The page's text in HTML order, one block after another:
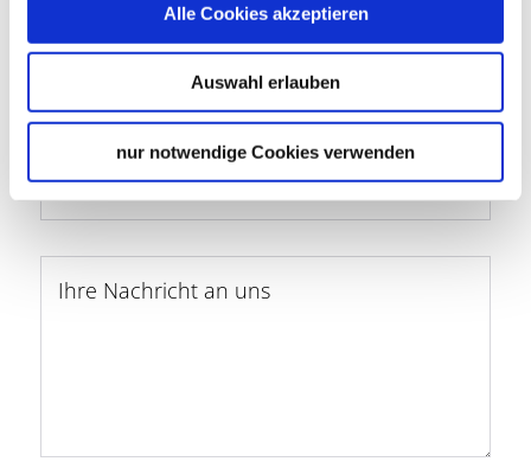
Alle Cookies akzeptieren
Auswahl erlauben
nur notwendige Cookies verwenden
E-Mail*
Ihre Nachricht an uns